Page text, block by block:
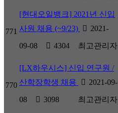
771
[현대오일뱅크] 2021년 신입
사원 채용 (~9/23)
2021-
09-08 4304 최고관리자
770
[LX하우시스] 신입 연구원 /
산학장학생 채용
2021-09-
08 3098 최고관리자